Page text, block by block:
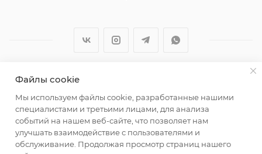
2026 © ООО "Вайт Текстиль групп"
Любая информация на сайте носит справочный
характер и не является публичной офертой
определяемой положениями пункта 2 статьи 437
Гражданского кодекса Российской Федерации.
Файлы cookie
Мы используем файлы cookie, разработанные нашими
специалистами и третьими лицами, для анализа
событий на нашем веб-сайте, что позволяет нам
улучшать взаимодействие с пользователями и
обслуживание. Продолжая просмотр страниц нашего